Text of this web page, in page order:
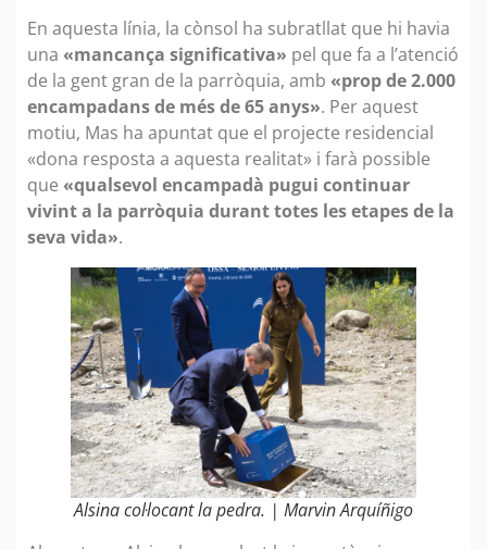
En aquesta línia, la cònsol ha subratllat que hi havia
una «mancança significativa» pel que fa a l’atenció
de la gent gran de la parròquia, amb «prop de 2.000
encampadans de més de 65 anys». Per aquest
motiu, Mas ha apuntat que el projecte residencial
«dona resposta a aquesta realitat» i farà possible
que «qualsevol encampadà pugui continuar
vivint a la parròquia durant totes les etapes de la
seva vida».
Alsina col·locant la pedra. | Marvin Arquíñigo